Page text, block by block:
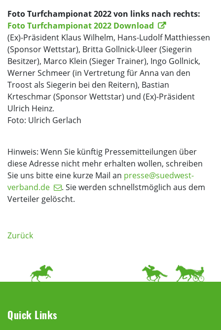
Foto Turfchampionat 2022 von links nach rechts:
Foto Turfchampionat 2022 Download
(Ex)-Präsident Klaus Wilhelm, Hans-Ludolf Matthiessen
(Sponsor Wettstar), Britta Gollnick-Uleer (Siegerin
Besitzer), Marco Klein (Sieger Trainer), Ingo Gollnick,
Werner Schmeer (in Vertretung für Anna van den
Troost als Siegerin bei den Reitern), Bastian
Krteschmar (Sponsor Wettstar) und (Ex)-Präsident
Ulrich Heinz.
Foto: Ulrich Gerlach
Hinweis: Wenn Sie künftig Pressemitteilungen über
diese Adresse nicht mehr erhalten wollen, schreiben
Sie uns bitte eine kurze Mail an presse@suedwest-
verband.de
. Sie werden schnellstmöglich aus dem
Verteiler gelöscht.
Zurück
Quick Links